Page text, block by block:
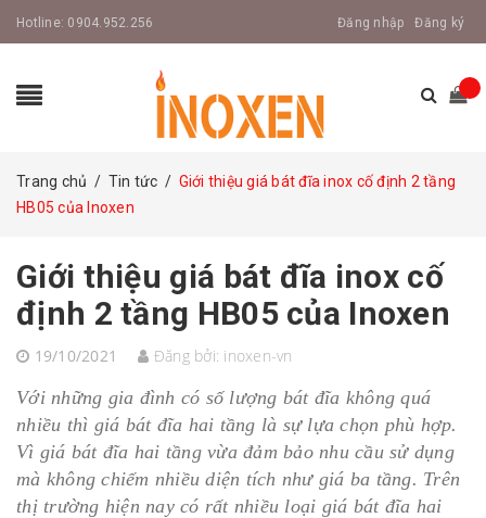
Hotline: 0904.952.256 Đăng nhập Đăng ký
Trang chủ / Tin tức / Giới thiệu giá bát đĩa inox cố định 2 tầng
HB05 của Inoxen
Giới thiệu giá bát đĩa inox cố
định 2 tầng HB05 của Inoxen
19/10/2021 Đăng bởi: inoxen-vn
Với những gia đình có số lượng bát đĩa không quá
nhiều thì giá bát đĩa hai tầng là sự lựa chọn phù hợp.
Vì giá bát đĩa hai tầng vừa đảm bảo nhu cầu sử dụng
mà không chiếm nhiều diện tích như giá ba tầng. Trên
thị trường hiện nay có rất nhiều loại giá bát đĩa hai